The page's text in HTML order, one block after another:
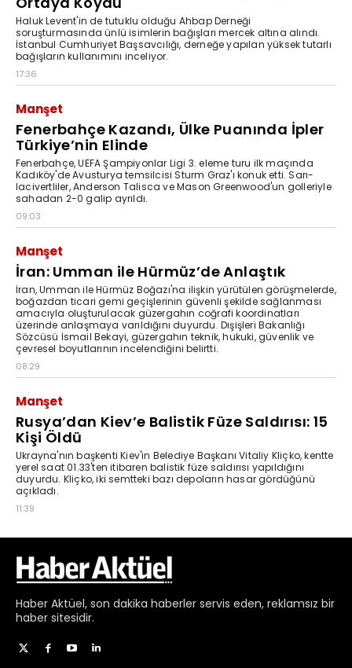
Haber Aktüel, son dakika haberler servis eden, reklamsız bir
haber sitesidir.